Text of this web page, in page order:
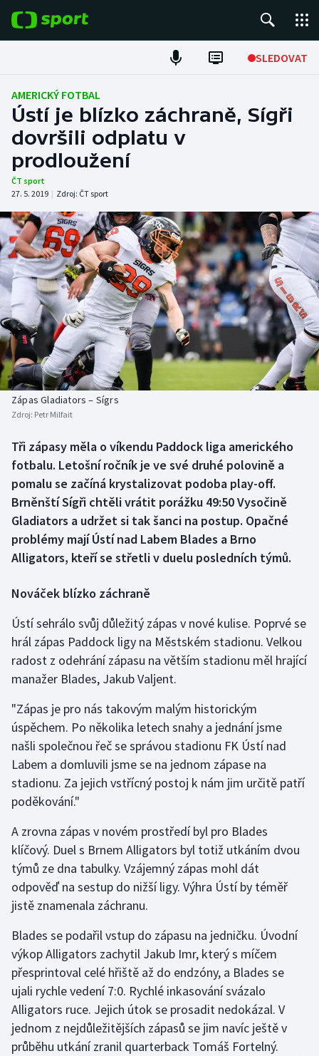
SLEDOVAT
Fotbal
Hokej
Tenis
Atletika
Cyklistika
DALŠÍ SPORTY
Americký fotbal
Baseball a softbal
Basketbal
Biatlon
Box
Curling
Dostihy
Florbal
Golf
Gymnastika
Házená
Jezdectví
Krasobruslení
Lezení
Lyže a snowboard
Moderní pětiboj
Motorsport
Olympijské hry
Parasport
Plavání
NEPŘEHLÉDNĚTE
Soutěže
Historické návraty
Aplikace ČT sport
AMERICKÝ FOTBAL
Ústí je blízko záchraně, Sígři
dovršili odplatu v
prodloužení
ČT sport
27. 5. 2019 | Zdroj: ČT sport
Zápas Gladiators – Sígrs
Zdroj: Petr Milfait
Tři zápasy měla o víkendu Paddock liga amerického
fotbalu. Letošní ročník je ve své druhé polovině a
pomalu se začíná krystalizovat podoba play-off.
Brněnští Sígři chtěli vrátit porážku 49:50 Vysočině
Gladiators a udržet si tak šanci na postup. Opačné
problémy mají Ústí nad Labem Blades a Brno
Alligators, kteří se střetli v duelu posledních týmů.
Nováček blízko záchraně
Ústí sehrálo svůj důležitý zápas v nové kulise. Poprvé se
hrál zápas Paddock ligy na Městském stadionu. Velkou
radost z odehrání zápasu na větším stadionu měl hrající
manažer Blades, Jakub Valjent.
"Zápas je pro nás takovým malým historickým
úspěchem. Po několika letech snahy a jednání jsme
našli společnou řeč se správou stadionu FK Ústí nad
Labem a domluvili jsme se na jednom zápase na
stadionu. Za jejich vstřícný postoj k nám jim určitě patří
poděkování."
A zrovna zápas v novém prostředí byl pro Blades
klíčový. Duel s Brnem Alligators byl totiž utkáním dvou
týmů ze dna tabulky. Vzájemný zápas mohl dát
odpověď na sestup do nižší ligy. Výhra Ústí by téměř
jistě znamenala záchranu.
Blades se podařil vstup do zápasu na jedničku. Úvodní
výkop Alligators zachytil Jakub Imr, který s míčem
přesprintoval celé hřiště až do endzóny, a Blades se
ujali rychle vedení 7:0. Rychlé inkasování svázalo
Alligators ruce. Jejich útok se prosadit nedokázal. V
jednom z nejdůležitějších zápasů se jim navíc ještě v
průběhu utkání zranil quarterback Tomáš Fortelný.